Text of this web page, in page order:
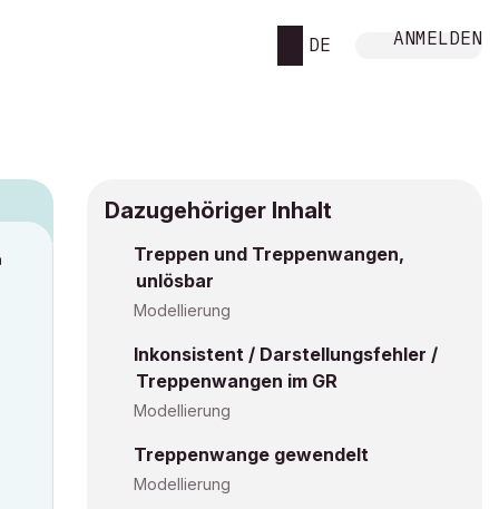
DE ANMELDEN
Dazugehöriger Inhalt
Treppen und Treppenwangen,
unlösbar
Modellierung
Inkonsistent / Darstellungsfehler /
Treppenwangen im GR
Modellierung
Treppenwange gewendelt
Modellierung